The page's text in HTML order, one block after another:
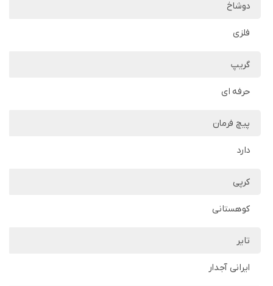
دوشاخ
فلزی
گریپ
حرفه ای
پیچ فرمان
دارد
کرپی
کوهستانی
تایر
ایرانی آجدار